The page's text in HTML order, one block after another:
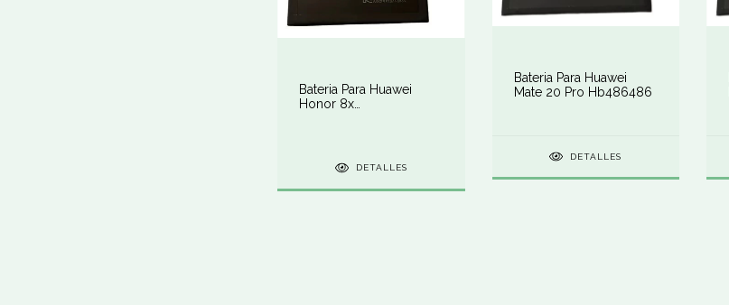
Bateria Para Huawei
Honor 8x
DETALLES
Bateria Para Huawei
Mate 20 Pro Hb486486
DETALLES